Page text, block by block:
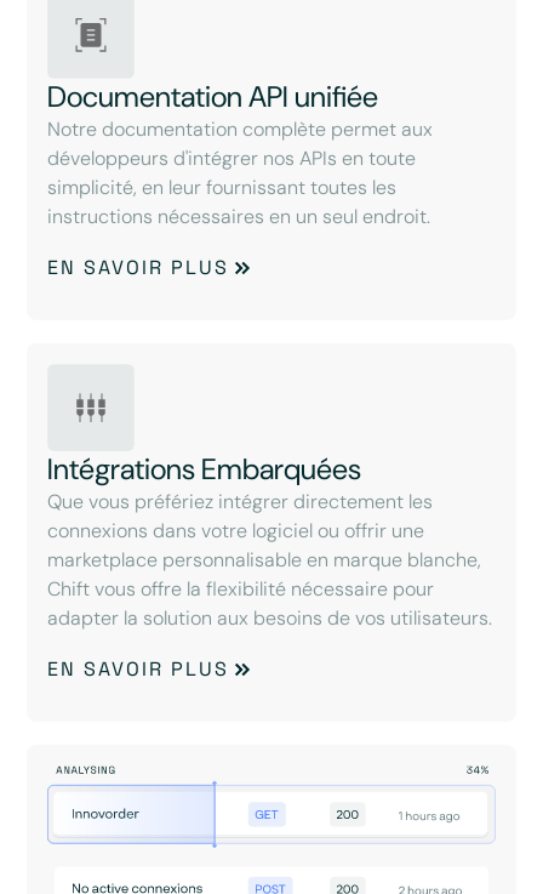
Documentation API unifiée
Notre documentation complète permet aux
développeurs d'intégrer nos APIs en toute
simplicité, en leur fournissant toutes les
instructions nécessaires en un seul endroit.
EN SAVOIR PLUS
Intégrations Embarquées
Que vous préfériez intégrer directement les
connexions dans votre logiciel ou offrir une
marketplace personnalisable en marque blanche,
Chift vous offre la flexibilité nécessaire pour
adapter la solution aux besoins de vos utilisateurs.
EN SAVOIR PLUS